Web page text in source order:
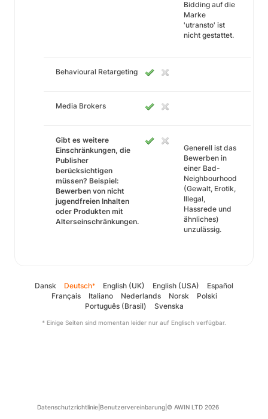
Bidding auf die
Marke
'utransto' ist
nicht gestattet.
Behavioural Retargeting
Media Brokers
Gibt es weitere
Einschränkungen, die
Publisher
berücksichtigen
müssen? Beispiel:
Bewerben von nicht
jugendfreien Inhalten
oder Produkten mit
Alterseinschränkungen.
Generell ist das
Bewerben in
einer Bad-
Neighbourhood
(Gewalt, Erotik,
Illegal,
Hassrede und
ähnliches)
unzulässig.
Dansk Deutsch* English (UK) English (USA)
Español
Français
Italiano Nederlands Norsk
Polski
Português (Brasil)
Svenska
* Einige Seiten sind momentan leider nur auf Englisch verfügbar.
Datenschutzrichtlinie Benutzervereinbarung © AWIN LTD 2026